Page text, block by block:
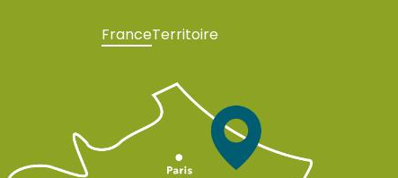
FranceTerritoire